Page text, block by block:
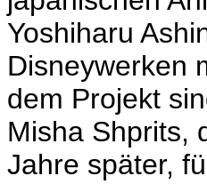
Yoshiharu
Disneywerken
dem Projekt
Misha Shprits,
Jahre später,